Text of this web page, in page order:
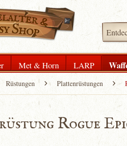
Met & Horn LARP
Rüstungen Plattenrüstungen
Rogue